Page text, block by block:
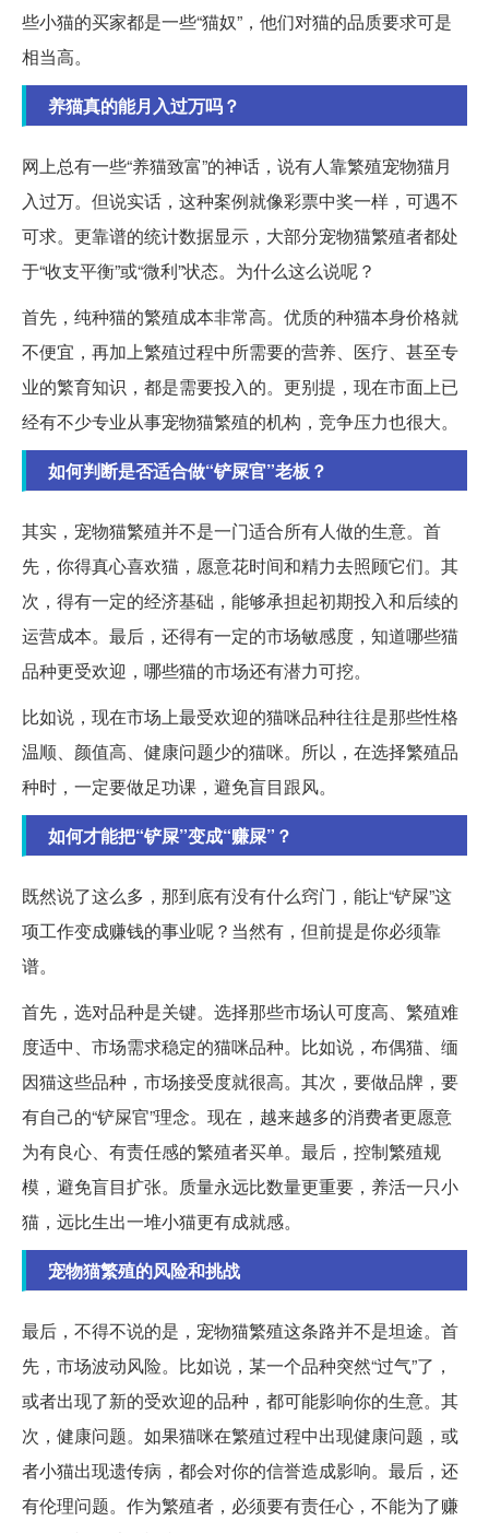
些小猫的买家都是一些“猫奴”，他们对猫的品质要求可是
相当高。
养猫真的能月入过万吗？
网上总有一些“养猫致富”的神话，说有人靠繁殖宠物猫月
入过万。但说实话，这种案例就像彩票中奖一样，可遇不
可求。更靠谱的统计数据显示，大部分宠物猫繁殖者都处
于“收支平衡”或“微利”状态。为什么这么说呢？
首先，纯种猫的繁殖成本非常高。优质的种猫本身价格就
不便宜，再加上繁殖过程中所需要的营养、医疗、甚至专
业的繁育知识，都是需要投入的。更别提，现在市面上已
经有不少专业从事宠物猫繁殖的机构，竞争压力也很大。
如何判断是否适合做“铲屎官”老板？
其实，宠物猫繁殖并不是一门适合所有人做的生意。首
先，你得真心喜欢猫，愿意花时间和精力去照顾它们。其
次，得有一定的经济基础，能够承担起初期投入和后续的
运营成本。最后，还得有一定的市场敏感度，知道哪些猫
品种更受欢迎，哪些猫的市场还有潜力可挖。
比如说，现在市场上最受欢迎的猫咪品种往往是那些性格
温顺、颜值高、健康问题少的猫咪。所以，在选择繁殖品
种时，一定要做足功课，避免盲目跟风。
如何才能把“铲屎”变成“赚屎”？
既然说了这么多，那到底有没有什么窍门，能让“铲屎”这
项工作变成赚钱的事业呢？当然有，但前提是你必须靠
谱。
首先，选对品种是关键。选择那些市场认可度高、繁殖难
度适中、市场需求稳定的猫咪品种。比如说，布偶猫、缅
因猫这些品种，市场接受度就很高。其次，要做品牌，要
有自己的“铲屎官”理念。现在，越来越多的消费者更愿意
为有良心、有责任感的繁殖者买单。最后，控制繁殖规
模，避免盲目扩张。质量永远比数量更重要，养活一只小
猫，远比生出一堆小猫更有成就感。
宠物猫繁殖的风险和挑战
最后，不得不说的是，宠物猫繁殖这条路并不是坦途。首
先，市场波动风险。比如说，某一个品种突然“过气”了，
或者出现了新的受欢迎的品种，都可能影响你的生意。其
次，健康问题。如果猫咪在繁殖过程中出现健康问题，或
者小猫出现遗传病，都会对你的信誉造成影响。最后，还
有伦理问题。作为繁殖者，必须要有责任心，不能为了赚